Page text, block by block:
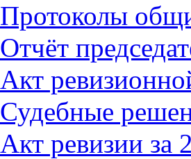
Протоколы
Отчёт
Акт
Судебные
Акт ревизии за